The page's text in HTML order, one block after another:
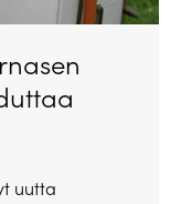
uutta